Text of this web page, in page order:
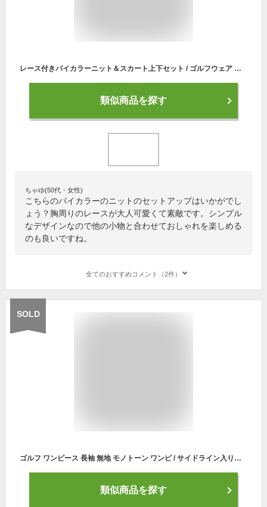
レース付きバイカラーニット＆スカート上下セット / ゴルフウェア レディース 長袖 レース 無地 ニット セットアップ コーデ ワンピース ワンピ ゴルフ女子 おしゃれ かわいい golf
類似商品を探す
ちゃゆ(50代・女性)
こちらのバイカラーのニットのセットアップはいかがでし
ょう？胸周りのレースが大人可愛くて素敵です。シンプル
なデザインなので他の小物と合わせておしゃれを楽しめる
のも良いですね。
全てのおすすめコメント（2件）
SOLD
ゴルフ ワンピース 長袖 無地 モノトーン ワンピ / サイドライン入り美シルエット軽量ニットワンピース / おしゃれ 美シルエット 着やせ効果 ジップアップ 軽量ニット モノトーン 上品 ワンピース ウェア 女性 ゴルフ女子
類似商品を探す